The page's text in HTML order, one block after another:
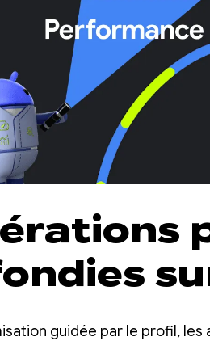
guidée par le profil,